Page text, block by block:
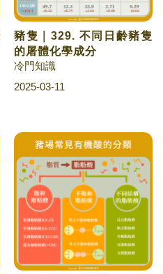
豬隻｜329. 不同日齡豬隻
的屠體化學成分
冷門知識
2025-03-11